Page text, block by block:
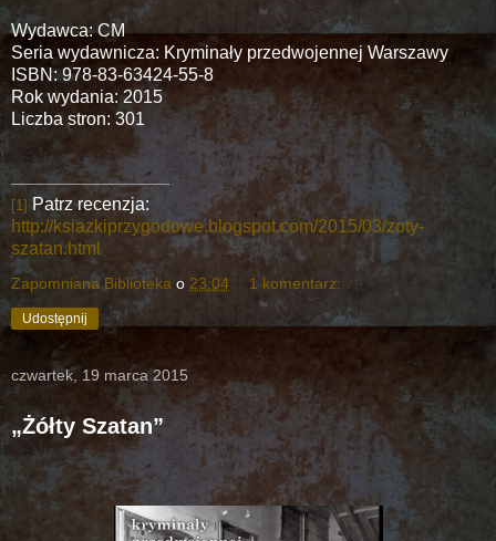
Wydawca: CM
Seria wydawnicza: Kryminały przedwojennej Warszawy
ISBN: 978-83-63424-55-8
Rok wydania: 2015
Liczba stron: 301
[1] Patrz recenzja:
http://ksiazkiprzygodowe.blogspot.com/2015/03/zoty-
szatan.html
Zapomniana Biblioteka o 23:04 1 komentarz:
Udostępnij
czwartek, 19 marca 2015
„Żółty Szatan”